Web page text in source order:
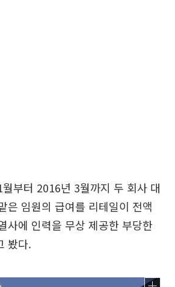
부터 2016년 3월까지 두 회사 대
은 임원의 급여를 리테일이 전액
사에 인력을 무상 제공한 부당한
봤다.